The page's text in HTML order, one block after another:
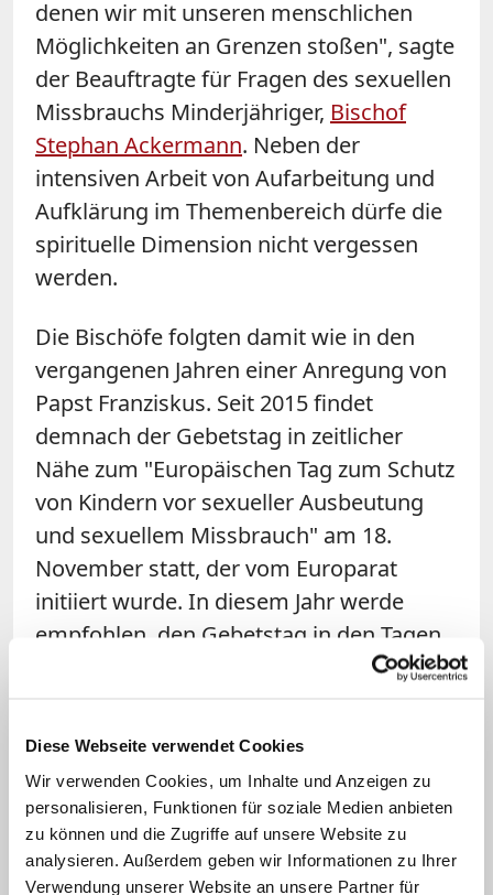
Diese Webseite verwendet Cookies
Wir verwenden Cookies, um Inhalte und Anzeigen zu
personalisieren, Funktionen für soziale Medien anbieten
zu können und die Zugriffe auf unsere Website zu
analysieren. Außerdem geben wir Informationen zu Ihrer
Verwendung unserer Website an unsere Partner für
denen wir mit unseren menschlichen
Möglichkeiten an Grenzen stoßen", sagte
der Beauftragte für Fragen des sexuellen
Missbrauchs Minderjähriger, Bischof
Stephan Ackermann. Neben der
intensiven Arbeit von Aufarbeitung und
Aufklärung im Themenbereich dürfe die
spirituelle Dimension nicht vergessen
werden.
Die Bischöfe folgten damit wie in den
vergangenen Jahren einer Anregung von
Papst Franziskus. Seit 2015 findet
demnach der Gebetstag in zeitlicher
Nähe zum "Europäischen Tag zum Schutz
von Kindern vor sexuellerAusbeutung
und sexuellem Missbrauch" am 18.
November statt, der vom Europarat
initiiert wurde. In diesem Jahr werde
empfohlen, den Gebetstag in den Tagen
22. November zu begehen.
DieBischofskonferenz stellt Gebets- und
Fürbittenvorschläge für die Gestaltung
von Gottesdiensten bereit. Es werden